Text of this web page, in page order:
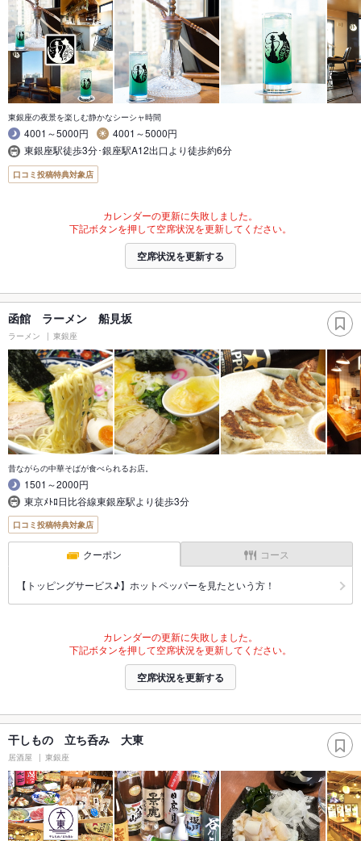
東銀座の夜景を楽しむ静かなシーシャ時間
4001～5000円
4001～5000円
東銀座駅徒歩3分･銀座駅A12出口より徒歩約6分
口コミ投稿特典対象店
カレンダーの更新に失敗しました。
下記ボタンを押して空席状況を更新してください。
空席状況を更新する
函館 ラーメン 船見坂
ラーメン 東銀座
昔ながらの中華そばが食べられるお店。
1501～2000円
東京ﾒﾄﾛ日比谷線東銀座駅より徒歩3分
口コミ投稿特典対象店
クーポン コース
【トッピングサービス♪】ホットペッパーを見たという方！
カレンダーの更新に失敗しました。
下記ボタンを押して空席状況を更新してください。
空席状況を更新する
干しもの 立ち呑み 大東
居酒屋 東銀座